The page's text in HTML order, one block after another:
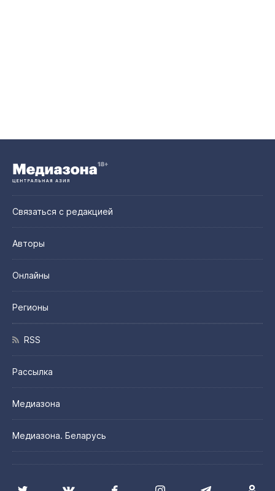
Связаться с редакцией
Авторы
Онлайны
Регионы
RSS
Рассылка
Медиазона
Медиазона. Беларусь